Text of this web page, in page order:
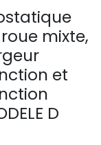
mixte,
et
D